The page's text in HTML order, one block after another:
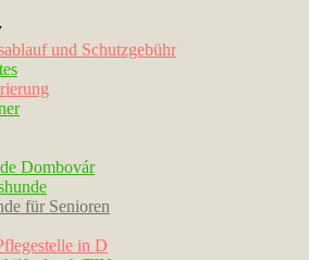
und Schutzgebühr
Dombovár
für Senioren
in D